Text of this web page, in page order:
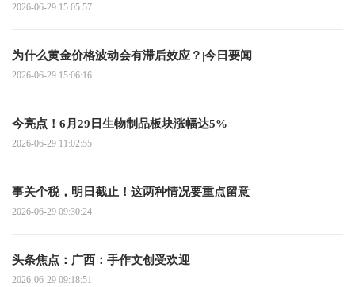
2026-06-29 15:05:57
为什么黄金价格波动会有滞后效应？|今日要闻
2026-06-29 15:06:16
今亮点！6月29日生物制品板块涨幅达5%
2026-06-29 11:02:55
事关个税，明日截止！这两种情况要重点留意
2026-06-29 09:30:24
头条焦点：广西：手作文创受欢迎
2026-06-29 09:18:51